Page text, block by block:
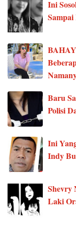
Ini
Baru
Polisi
Ini
Indy
Shevry
Laki